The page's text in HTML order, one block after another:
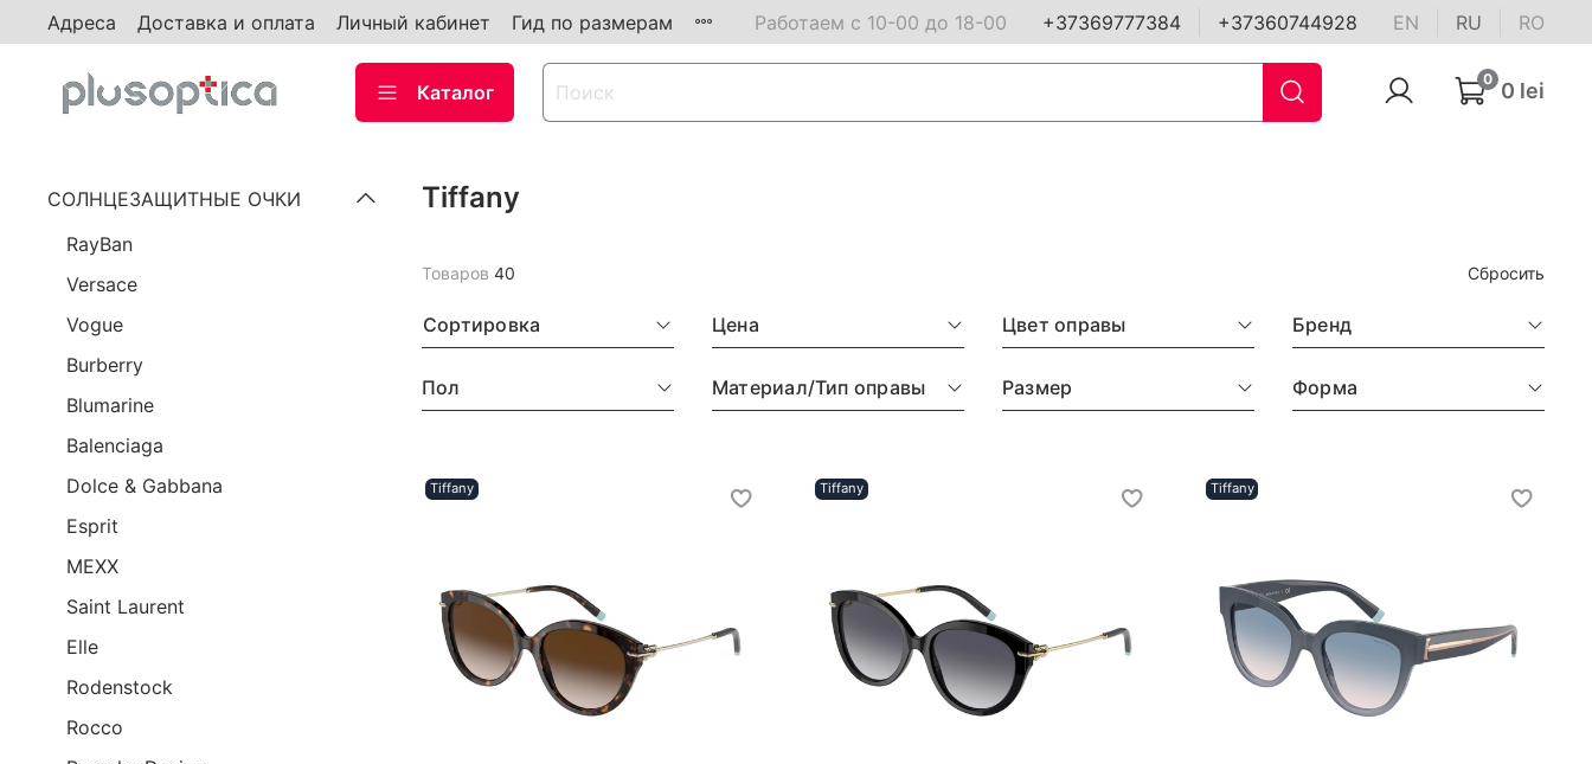
Адреса Доставка и оплата Личный кабинет Гид по размерам Работаем с 10-00 до 18-00 +37369777384 +37360744928 EN RU RO
Каталог
0 0 lei
Tiffany
Товаров 40 Сбросить
Сортировка Цена Цвет оправы Бренд
Пол Материал/Тип оправы Размер Форма
Tiffany Tiffany Tiffany
СОЛНЦЕЗАЩИТНЫЕ ОЧКИ
RayBan
Versace
Vogue
Burberry
Blumarine
Balenciaga
Dolce & Gabbana
Esprit
MEXX
Saint Laurent
Elle
Rodenstock
Rocco